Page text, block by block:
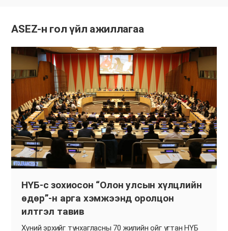
ASEZ-н гол үйл ажиллагаа
НҮБ-с зохиосон “Олон улсын хүлцлийн
өдөр”-н арга хэмжээнд оролцон
илтгэл тавив
Хүний эрхийг тунхагласны 70 жилийн ойг угтан НҮБ